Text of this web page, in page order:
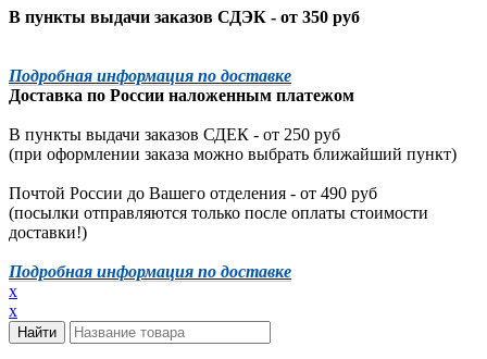
В пункты выдачи заказов СДЭК - от 350 руб
Подробная информация по доставке
Доставка по России наложенным платежом
В пункты выдачи заказов СДЕК - от 250 руб
(при оформлении заказа можно выбрать ближайший пункт)
Почтой России до Вашего отделения - от 490 руб
(посылки отправляются только после оплаты стоимости
доставки!)
Подробная информация по доставке
x
x